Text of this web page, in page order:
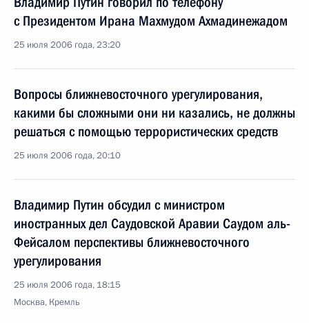
с Президентом Ирана Махмудом Ахмадинежадом
25 июля 2006 года, 23:20
Вопросы ближневосточного урегулирования,
какими бы сложными они ни казались, не должны
решаться с помощью террористических средств
25 июля 2006 года, 20:10
Владимир Путин обсудил с министром
иностранных дел Саудовской Аравии Саудом аль-
Фейсалом перспективы ближневосточного
урегулирования
25 июля 2006 года, 18:15
Москва, Кремль